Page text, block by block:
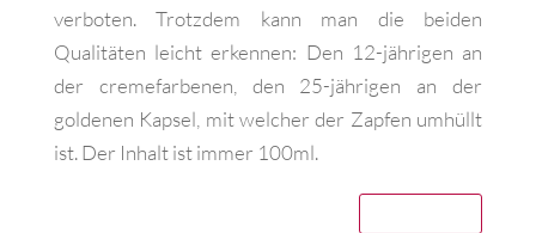
verboten. Trotzdem kann man die beiden
Qualitäten leicht erkennen: Den 12-jährigen an
der cremefarbenen, den 25-jährigen an der
goldenen Kapsel, mit welcher der Zapfen umhüllt
ist. Der Inhalt ist immer 100ml.